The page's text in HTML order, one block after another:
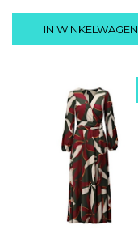
IN WINKELWAGEN